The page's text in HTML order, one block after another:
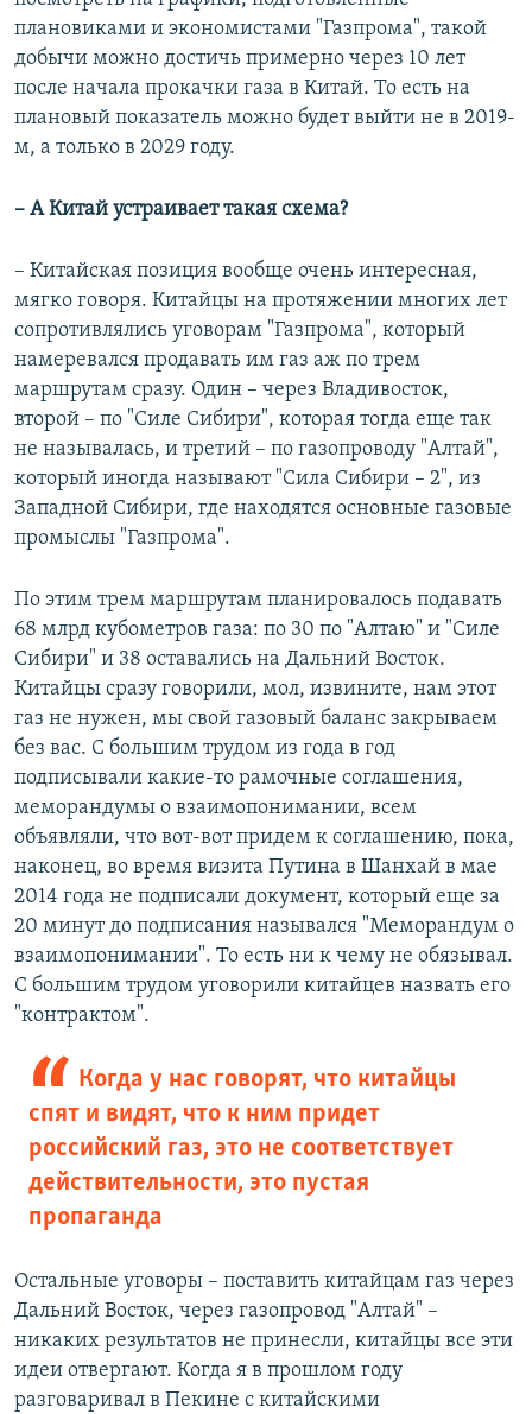
плановиками и экономистами "Газпрома", такой
добычи можно достичь примерно через 10 лет
после начала прокачки газа в Китай. То есть на
плановый показатель можно будет выйти не в 2019-
м, а только в 2029 году.
– А Китай устраивает такая схема?
– Китайская позиция вообще очень интересная,
мягко говоря. Китайцы на протяжении многих лет
сопротивлялись уговорам "Газпрома", который
намеревался продавать им газ аж по трем
маршрутам сразу. Один – через Владивосток,
второй – по "Силе Сибири", которая тогда еще так
не называлась, и третий – по газопроводу "Алтай",
который иногда называют "Сила Сибири – 2", из
Западной Сибири, где находятся основные газовые
промыслы "Газпрома".
По этим трем маршрутам планировалось подавать
68 млрд кубометров газа: по 30 по "Алтаю" и "Силе
Сибири" и 38 оставались на Дальний Восток.
Китайцы сразу говорили, мол, извините, нам этот
газ не нужен, мы свой газовый баланс закрываем
без вас. С большим трудом из года в год
подписывали какие-то рамочные соглашения,
меморандумы о взаимопонимании, всем
объявляли, что вот-вот придем к соглашению, пока,
наконец, во время визита Путина в Шанхай в мае
2014 года не подписали документ, который еще за
20 минут до подписания назывался "Меморандум о
взаимопонимании". То есть ни к чему не обязывал.
С большим трудом уговорили китайцев назвать его
"контрактом".
Когда у нас говорят, что китайцы
спят и видят, что к ним придет
российский газ, это не соответствует
действительности, это пустая
пропаганда
Остальные уговоры – поставить китайцам газ через
Дальний Восток, через газопровод "Алтай" –
никаких результатов не принесли, китайцы все эти
идеи отвергают. Когда я в прошлом году
разговаривал в Пекине с китайскими